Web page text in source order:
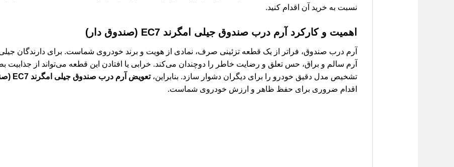
نسبت به خرید آن اقدام کنید.
اهمیت و کارکرد آرم درب صندوق جیلی امگرند EC7 (صندوق دار)
آرم سالم و براق، حس تعلق و رضایت خاطر را دوچندان می‌کند. خرابی یا افتادن این قطعه می‌تواند از
تشخیص مدل دقیق خودرو را برای دیگران دشوار سازد. بنابراین،تعویض آرم درب صندوق جیلی امگرند EC7 (صندوق دار)
اقدام ضروری برای حفظ ظاهر و ارزش خودروی شماست.